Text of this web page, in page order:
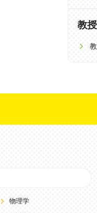
教
物理学